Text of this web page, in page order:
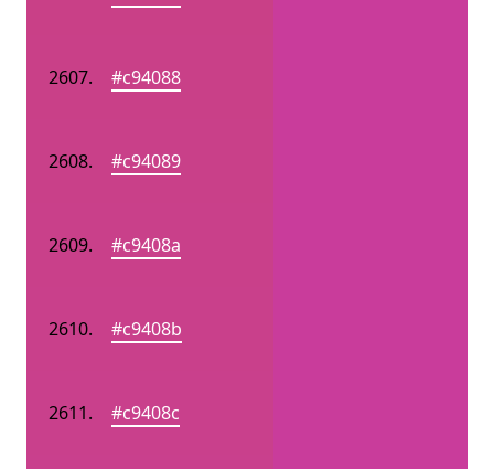
#c94088
#c94089
#c9408a
#c9408b
#c9408c